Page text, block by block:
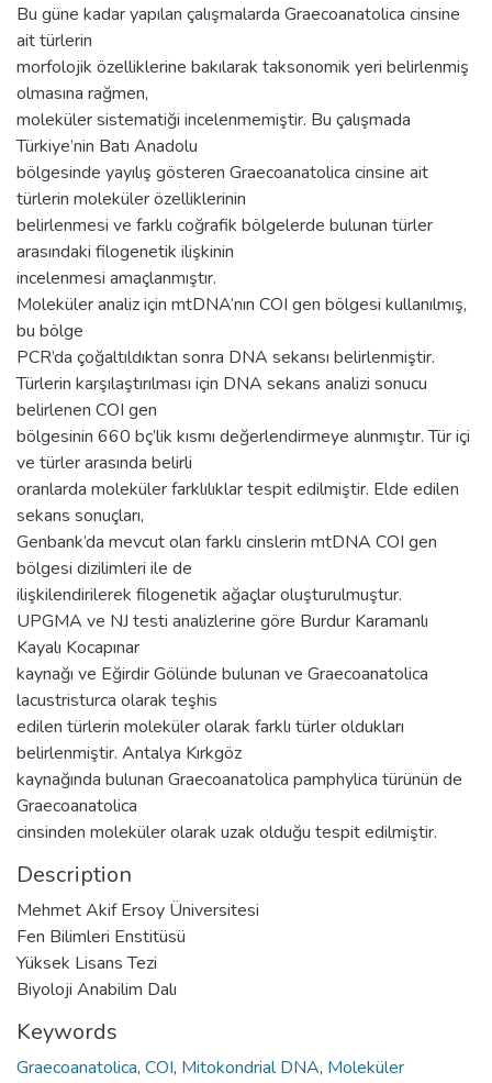
Bu güne kadar yapılan çalışmalarda Graecoanatolica cinsine
ait türlerin
morfolojik özelliklerine bakılarak taksonomik yeri belirlenmiş
olmasına rağmen,
moleküler sistematiği incelenmemiştir. Bu çalışmada
Türkiye’nin Batı Anadolu
bölgesinde yayılış gösteren Graecoanatolica cinsine ait
türlerin moleküler özelliklerinin
belirlenmesi ve farklı coğrafik bölgelerde bulunan türler
arasındaki filogenetik ilişkinin
incelenmesi amaçlanmıştır.
Moleküler analiz için mtDNA’nın COI gen bölgesi kullanılmış,
bu bölge
PCR’da çoğaltıldıktan sonra DNA sekansı belirlenmiştir.
Türlerin karşılaştırılması için DNA sekans analizi sonucu
belirlenen COI gen
bölgesinin 660 bç’lik kısmı değerlendirmeye alınmıştır. Tür içi
ve türler arasında belirli
oranlarda moleküler farklılıklar tespit edilmiştir. Elde edilen
sekans sonuçları,
Genbank’da mevcut olan farklı cinslerin mtDNA COI gen
bölgesi dizilimleri ile de
ilişkilendirilerek filogenetik ağaçlar oluşturulmuştur.
UPGMA ve NJ testi analizlerine göre Burdur Karamanlı
Kayalı Kocapınar
kaynağı ve Eğirdir Gölünde bulunan ve Graecoanatolica
lacustristurca olarak teşhis
edilen türlerin moleküler olarak farklı türler oldukları
belirlenmiştir. Antalya Kırkgöz
kaynağında bulunan Graecoanatolica pamphylica türünün de
Graecoanatolica
cinsinden moleküler olarak uzak olduğu tespit edilmiştir.
Description
Mehmet Akif Ersoy Üniversitesi
Fen Bilimleri Enstitüsü
Yüksek Lisans Tezi
Biyoloji Anabilim Dalı
Keywords
Graecoanatolica, COI, Mitokondrial DNA, Moleküler